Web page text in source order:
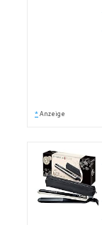
* Anzeige